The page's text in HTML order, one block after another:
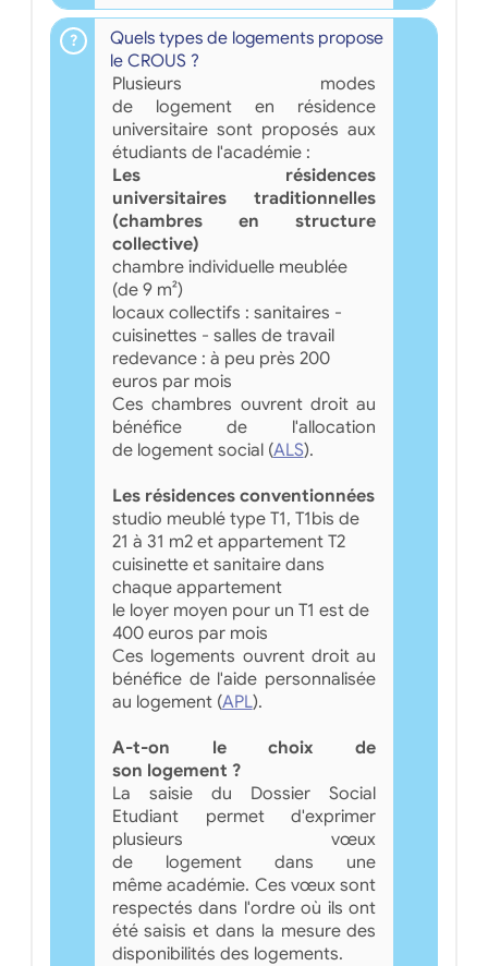
Quels types de logements propose
le CROUS ?
Plusieurs modes
de logement en résidence
universitaire sont proposés aux
étudiants de l'académie :
Les résidences
universitaires traditionnelles
(chambres en structure
collective)
chambre individuelle meublée
(de 9 m²)
locaux collectifs : sanitaires -
cuisinettes - salles de travail
redevance : à peu près 200
euros par mois
Ces chambres ouvrent droit au
bénéfice de l'allocation
de logement social (ALS).
Les résidences conventionnées
studio meublé type T1, T1bis de
21 à 31 m2 et appartement T2
cuisinette et sanitaire dans
chaque appartement
le loyer moyen pour un T1 est de
400 euros par mois
Ces logements ouvrent droit au
bénéfice de l'aide personnalisée
au logement (APL).
A-t-on le choix de
son logement ?
La saisie du Dossier Social
Etudiant permet d'exprimer
plusieurs vœux
de logement dans une
même académie. Ces vœux sont
respectés dans l'ordre où ils ont
été saisis et dans la mesure des
disponibilités des logements.